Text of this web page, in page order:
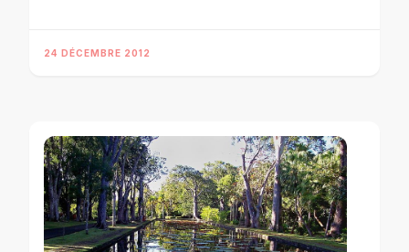
24 DÉCEMBRE 2012